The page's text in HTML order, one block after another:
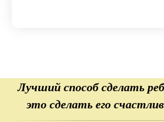
Лучший способ сделать
это сделать его